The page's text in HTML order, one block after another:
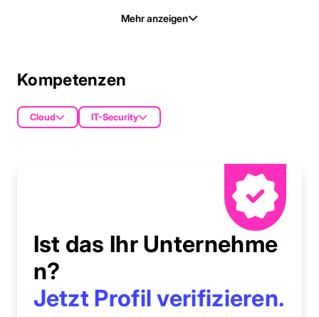
Mehr anzeigen
Kompetenzen
Cloud IT-Security
Ist das Ihr Unternehme
n?
Jetzt Profil verifizieren.